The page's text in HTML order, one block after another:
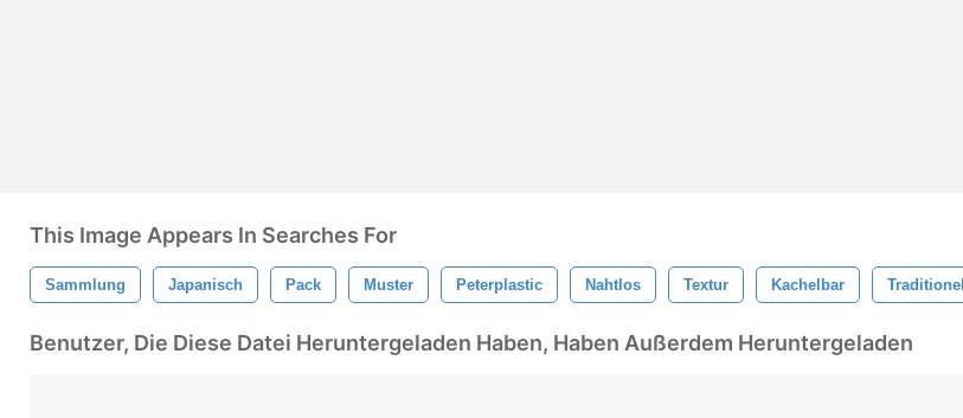
This Image Appears In Searches For
Sammlung Japanisch Pack Muster Peterplastic Nahtlos Textur Kachelbar Traditionell
Benutzer, Die Diese Datei Heruntergeladen Haben, Haben Außerdem Heruntergeladen